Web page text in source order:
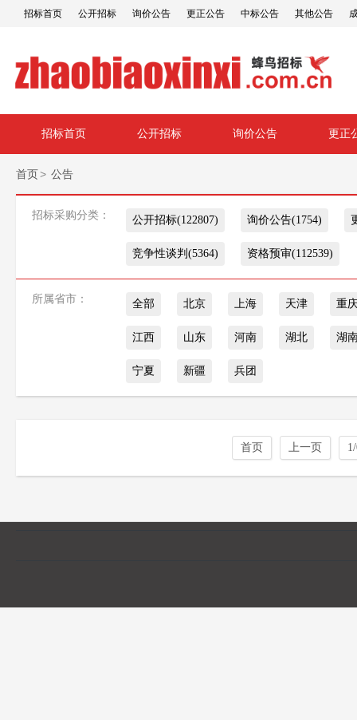
招标首页 公开招标 询价公告 更正公告 中标公告 其他公告
招标首页 公开招标 询价公告 更正
首页 > 公告
招标采购分类： 公开招标(122807) 询价公告(1754)
竞争性谈判(5364) 资格预审(112539)
所属省市： 全部 北京 上海 天津 重
江西 山东 河南 湖北 湖
宁夏 新疆 兵团
首页 上一页